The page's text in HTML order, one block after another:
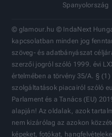
Spanyolország
© glamour.hu © IndaNext
kapcsolatban minden jog
szöveg- és adatbányászat
szerzői jogról szóló 1999. évi
értelmében a törvény 35/A. §
szolgáltatások piacairól szóló
Parlament és a Tanács (EU)
alapján! Az oldalak, azok
nem kizárólag az azokon
képeket, fotókat,